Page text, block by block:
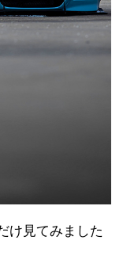
け見てみました